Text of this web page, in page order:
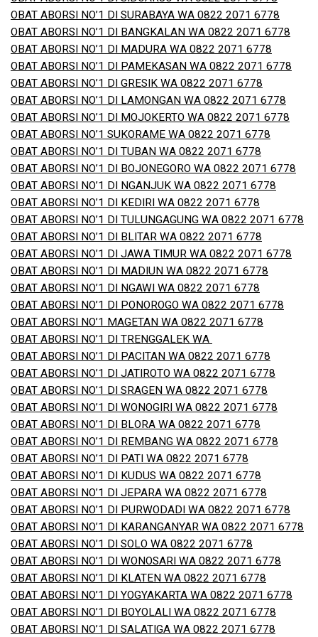
OBAT ABORSI NO’1 DI SURABAYA WA 0822 2071 6778
OBAT ABORSI NO’1 DI BANGKALAN WA 0822 2071 6778
OBAT ABORSI NO’1 DI MADURA WA 0822 2071 6778
OBAT ABORSI NO’1 DI PAMEKASAN WA 0822 2071 6778
OBAT ABORSI NO’1 DI GRESIK WA 0822 2071 6778
OBAT ABORSI NO’1 DI LAMONGAN WA 0822 2071 6778
OBAT ABORSI NO’1 DI MOJOKERTO WA 0822 2071 6778
OBAT ABORSI NO’1 SUKORAME WA 0822 2071 6778
OBAT ABORSI NO’1 DI TUBAN WA 0822 2071 6778
OBAT ABORSI NO’1 DI BOJONEGORO WA 0822 2071 6778
OBAT ABORSI NO’1 DI NGANJUK WA 0822 2071 6778
OBAT ABORSI NO’1 DI KEDIRI WA 0822 2071 6778
OBAT ABORSI NO’1 DI TULUNGAGUNG WA 0822 2071 6778
OBAT ABORSI NO’1 DI BLITAR WA 0822 2071 6778
OBAT ABORSI NO’1 DI JAWA TIMUR WA 0822 2071 6778
OBAT ABORSI NO’1 DI MADIUN WA 0822 2071 6778
OBAT ABORSI NO’1 DI NGAWI WA 0822 2071 6778
OBAT ABORSI NO’1 DI PONOROGO WA 0822 2071 6778
OBAT ABORSI NO’1 MAGETAN WA 0822 2071 6778
OBAT ABORSI NO’1 DI TRENGGALEK WA
OBAT ABORSI NO’1 DI PACITAN WA 0822 2071 6778
OBAT ABORSI NO’1 DI JATIROTO WA 0822 2071 6778
OBAT ABORSI NO’1 DI SRAGEN WA 0822 2071 6778
OBAT ABORSI NO’1 DI WONOGIRI WA 0822 2071 6778
OBAT ABORSI NO’1 DI BLORA WA 0822 2071 6778
OBAT ABORSI NO’1 DI REMBANG WA 0822 2071 6778
OBAT ABORSI NO’1 DI PATI WA 0822 2071 6778
OBAT ABORSI NO’1 DI KUDUS WA 0822 2071 6778
OBAT ABORSI NO’1 DI JEPARA WA 0822 2071 6778
OBAT ABORSI NO’1 DI PURWODADI WA 0822 2071 6778
OBAT ABORSI NO’1 DI KARANGANYAR WA 0822 2071 6778
OBAT ABORSI NO’1 DI SOLO WA 0822 2071 6778
OBAT ABORSI NO’1 DI WONOSARI WA 0822 2071 6778
OBAT ABORSI NO’1 DI KLATEN WA 0822 2071 6778
OBAT ABORSI NO’1 DI YOGYAKARTA WA 0822 2071 6778
OBAT ABORSI NO’1 DI BOYOLALI WA 0822 2071 6778
OBAT ABORSI NO’1 DI SALATIGA WA 0822 2071 6778